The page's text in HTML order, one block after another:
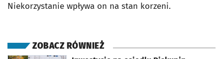
Niekorzystanie wpływa on na stan korzeni.
ZOBACZ RÓWNIEŻ